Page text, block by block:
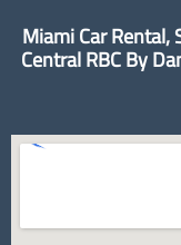
Miami Car Rental,
Central RBC By